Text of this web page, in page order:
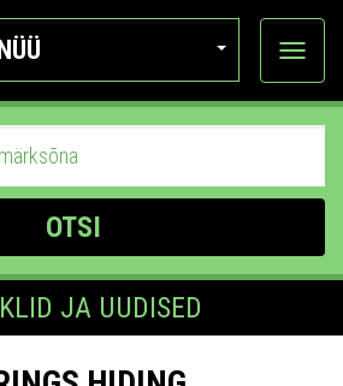
Ava
OTSI
JA UUDISED